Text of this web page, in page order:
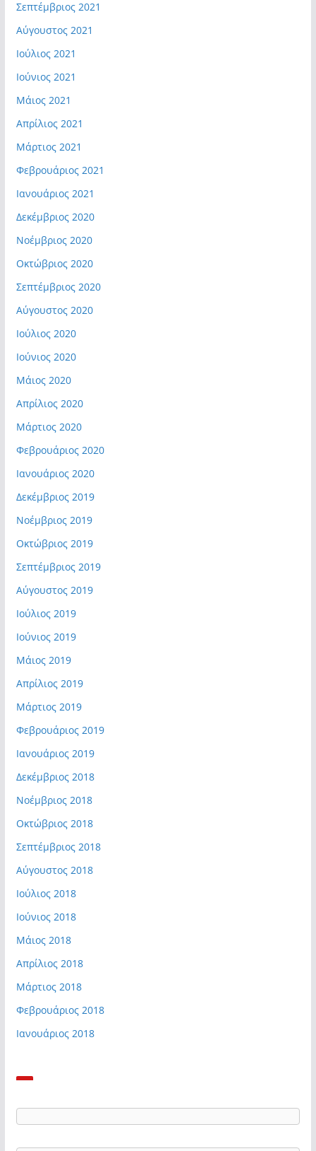
Σεπτέμβριος 2021
Αύγουστος 2021
Ιούλιος 2021
Ιούνιος 2021
Μάιος 2021
Απρίλιος 2021
Μάρτιος 2021
Φεβρουάριος 2021
Ιανουάριος 2021
Δεκέμβριος 2020
Νοέμβριος 2020
Οκτώβριος 2020
Σεπτέμβριος 2020
Αύγουστος 2020
Ιούλιος 2020
Ιούνιος 2020
Μάιος 2020
Απρίλιος 2020
Μάρτιος 2020
Φεβρουάριος 2020
Ιανουάριος 2020
Δεκέμβριος 2019
Νοέμβριος 2019
Οκτώβριος 2019
Σεπτέμβριος 2019
Αύγουστος 2019
Ιούλιος 2019
Ιούνιος 2019
Μάιος 2019
Απρίλιος 2019
Μάρτιος 2019
Φεβρουάριος 2019
Ιανουάριος 2019
Δεκέμβριος 2018
Νοέμβριος 2018
Οκτώβριος 2018
Σεπτέμβριος 2018
Αύγουστος 2018
Ιούλιος 2018
Ιούνιος 2018
Μάιος 2018
Απρίλιος 2018
Μάρτιος 2018
Φεβρουάριος 2018
Ιανουάριος 2018